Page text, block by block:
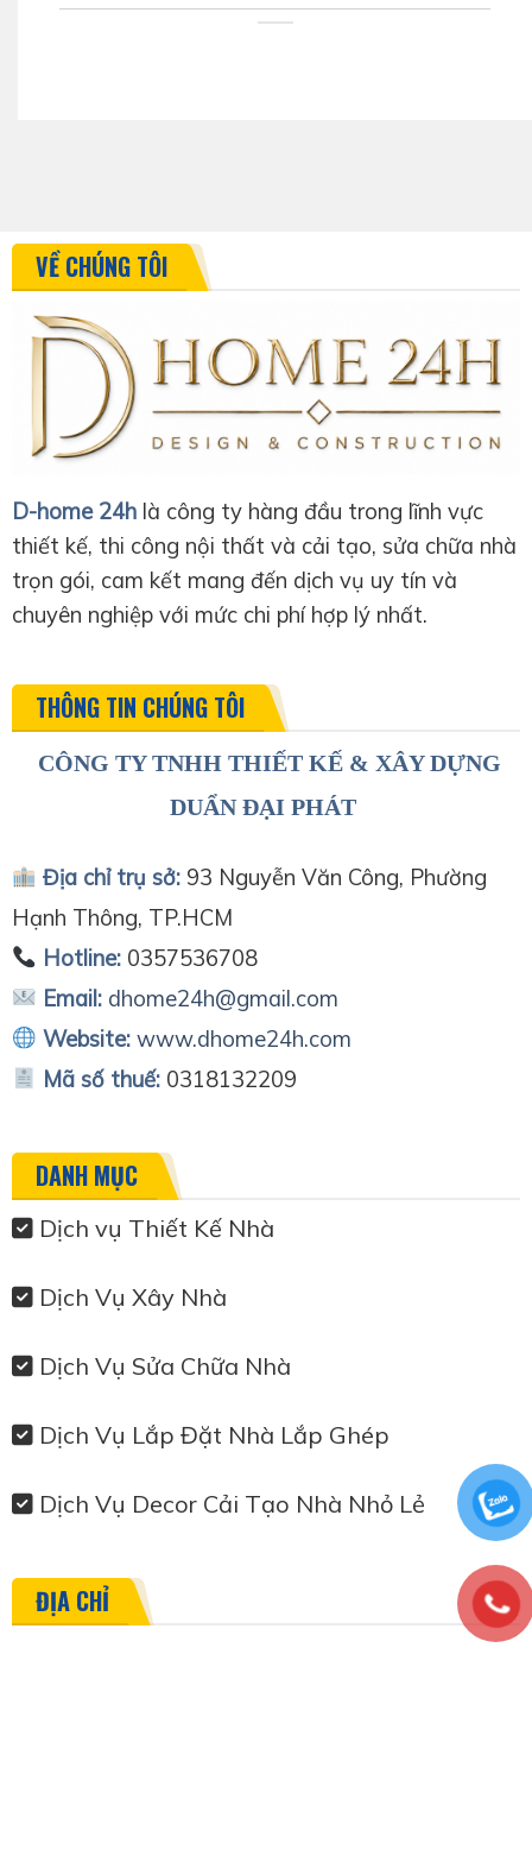
VỀ CHÚNG TÔI
D-home 24h là công ty hàng đầu trong lĩnh vực
thiết kế, thi công nội thất và cải tạo, sửa chữa nhà
trọn gói, cam kết mang đến dịch vụ uy tín và
chuyên nghiệp với mức chi phí hợp lý nhất.
THÔNG TIN CHÚNG TÔI
CÔNG TY TNHH THIẾT KẾ & XÂY DỰNG
DUẨN ĐẠI PHÁT
Địa chỉ trụ sở:93 Nguyễn Văn Công, Phường
Hạnh Thông, TP.HCM
Hotline:0357536708
Email: dhome24h@gmail.com
Website: www.dhome24h.com
Mã số thuế: 0318132209
DANH MỤC
Dịch vụ Thiết Kế Nhà
Dịch Vụ Xây Nhà
Dịch Vụ Sửa Chữa Nhà
Dịch Vụ Lắp Đặt Nhà Lắp Ghép
Dịch Vụ Decor Cải Tạo Nhà Nhỏ Lẻ
ĐỊA CHỈ